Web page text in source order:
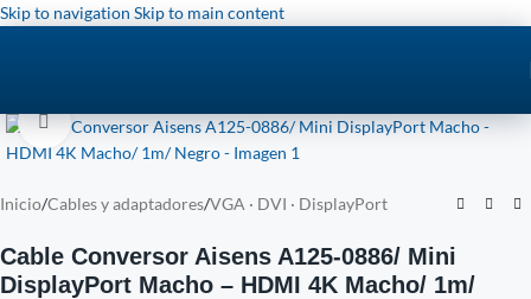
Skip to navigation Skip to main content
Click to enlarge
Inicio/Cables y adaptadores/VGA · DVI · DisplayPort
Cable Conversor Aisens A125-0886/ Mini
DisplayPort Macho – HDMI 4K Macho/ 1m/